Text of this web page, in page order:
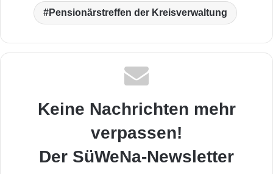
Pensionärstreffen der Kreisverwaltung
Keine Nachrichten mehr
verpassen!
Der SüWeNa-Newsletter